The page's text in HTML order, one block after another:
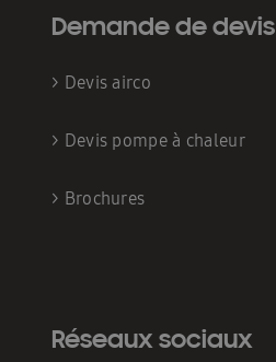
Demande de devis
> Devis airco
> Devis pompe à chaleur
> Brochures
Réseaux sociaux